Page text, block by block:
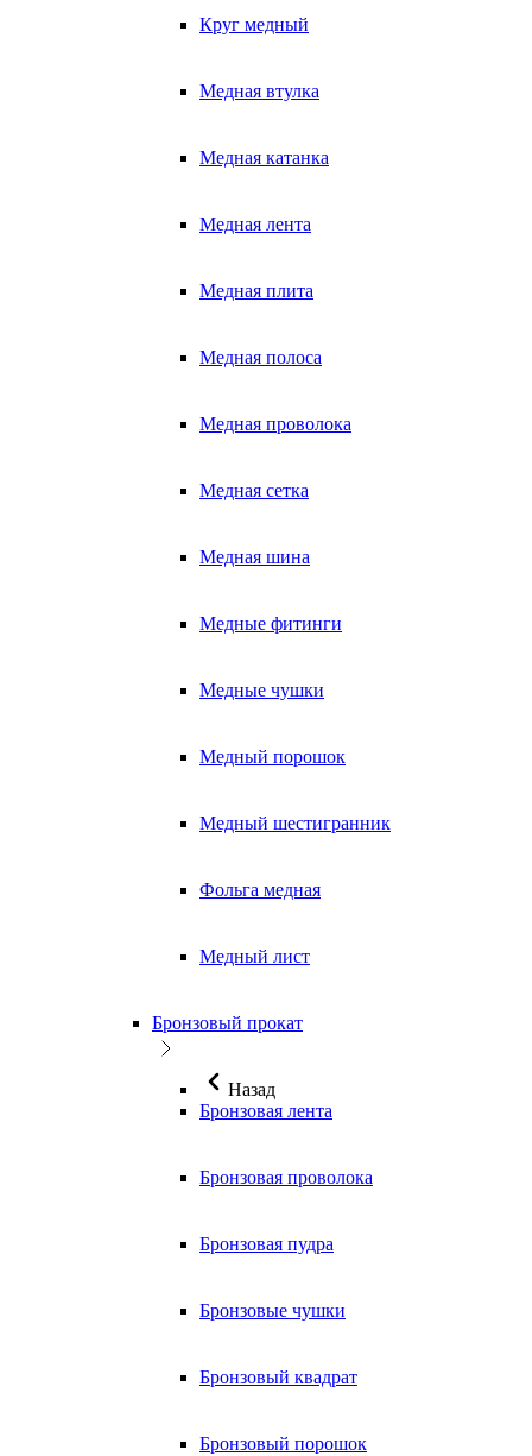
Круг медный
Медная втулка
Медная катанка
Медная лента
Медная плита
Медная полоса
Медная проволока
Медная сетка
Медная шина
Медные фитинги
Медные чушки
Медный порошок
Медный шестигранник
Фольга медная
Медный лист
Бронзовый прокат
Назад
Бронзовая лента
Бронзовая проволока
Бронзовая пудра
Бронзовые чушки
Бронзовый квадрат
Бронзовый порошок